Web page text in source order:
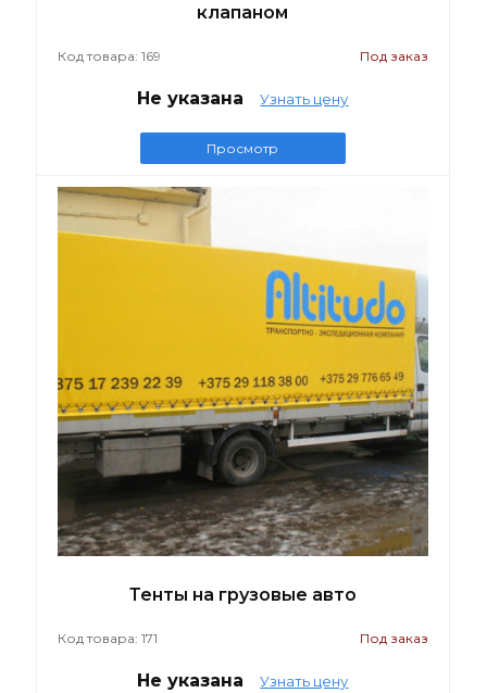
клапаном
Код товара: 169 Под заказ
Не указана Узнать цену
Просмотр
Тенты на грузовые авто
Код товара: 171 Под заказ
Не указана Узнать цену